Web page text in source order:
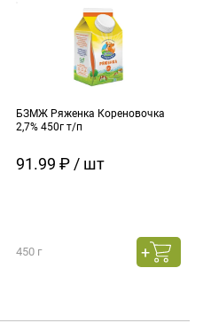
БЗМЖ Ряженка Кореновочка
2,7% 450г т/п
91.99 ₽ / шт
450 г